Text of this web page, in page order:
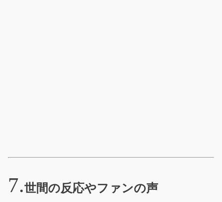
世間の反応やファンの声